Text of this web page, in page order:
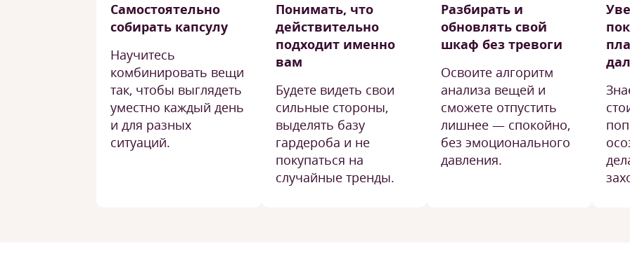
Самостоятельно
собирать капсулу
Научитесь
комбинировать вещи
так, чтобы выглядеть
уместно каждый день
и для разных
ситуаций.
Понимать, что
действительно
подходит именно
вам
Будете видеть свои
сильные стороны,
выделять базу
гардероба и не
покупаться на
случайные тренды.
Разбирать и
обновлять свой
шкаф без тревоги
Освоите алгоритм
анализа вещей и
сможете отпустить
лишнее — спокойно,
без эмоционального
давления.